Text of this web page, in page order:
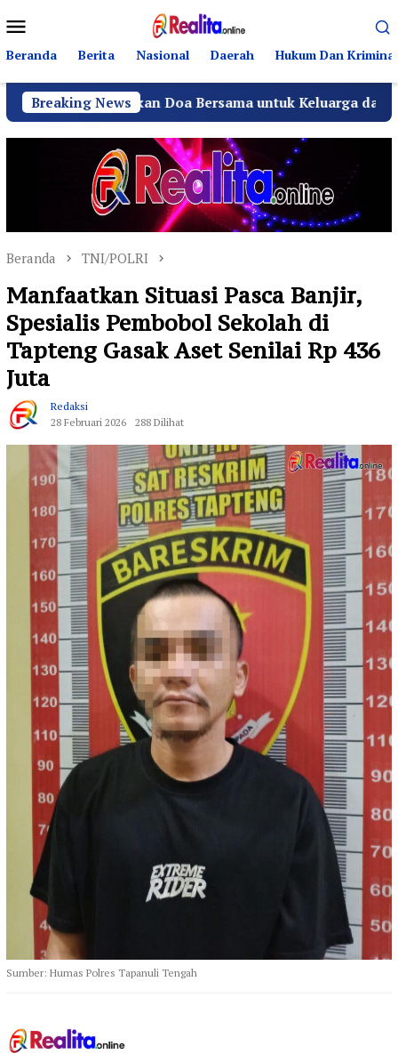
ke
kontenMobile
Beranda Berita Nasional Daerah Hukum Dan Kriminal
Breaking News
Doa Bersama untuk Keluarga dan Kemajuan Desa
Beranda TNI/POLRI
Manfaatkan Situasi Pasca Banjir,
Spesialis Pembobol Sekolah di
Tapteng Gasak Aset Senilai Rp 436
Juta
Redaksi
28 Februari 2026
288 Dilihat
Sumber: Humas Polres Tapanuli Tengah